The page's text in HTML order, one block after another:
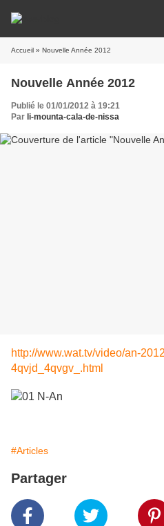
Accueil » Nouvelle Année 2012
Nouvelle Année 2012
Publié le 01/01/2012 à 19:21
Par li-mounta-cala-de-nissa
http://www.wat.tv/video/an-
4qvjd_4qvgv_.html
#Articles
Partager